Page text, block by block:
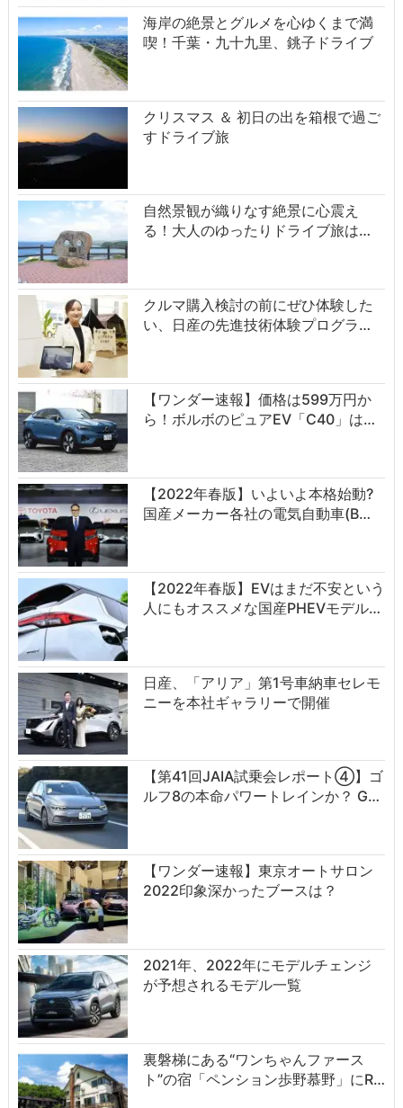
海岸の絶景とグルメを心ゆくまで満
喫！千葉・九十九里、銚子ドライブ
クリスマス ＆ 初日の出を箱根で過ご
すドライブ旅
自然景観が織りなす絶景に心震え
る！大人のゆったりドライブ旅は…
クルマ購入検討の前にぜひ体験した
い、日産の先進技術体験プログラ…
【ワンダー速報】価格は599万円か
ら！ボルボのピュアEV「C40」は…
【2022年春版】いよいよ本格始動?
国産メーカー各社の電気自動車(B…
【2022年春版】EVはまだ不安という
人にもオススメな国産PHEVモデル…
日産、「アリア」第1号車納車セレモ
ニーを本社ギャラリーで開催
【第41回JAIA試乗会レポート④】ゴ
ルフ8の本命パワートレインか？ G…
【ワンダー速報】東京オートサロン
2022印象深かったブースは？
2021年、2022年にモデルチェンジ
が予想されるモデル一覧
裏磐梯にある“ワンちゃんファース
ト”の宿「ペンション歩野慕野」にR…